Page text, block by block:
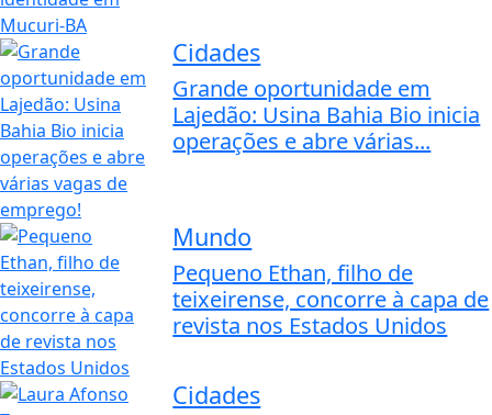
Cidades
Grande oportunidade em
Lajedão: Usina Bahia Bio inicia
operações e abre várias...
Mundo
Pequeno Ethan, filho de
teixeirense, concorre à capa de
revista nos Estados Unidos
Cidades